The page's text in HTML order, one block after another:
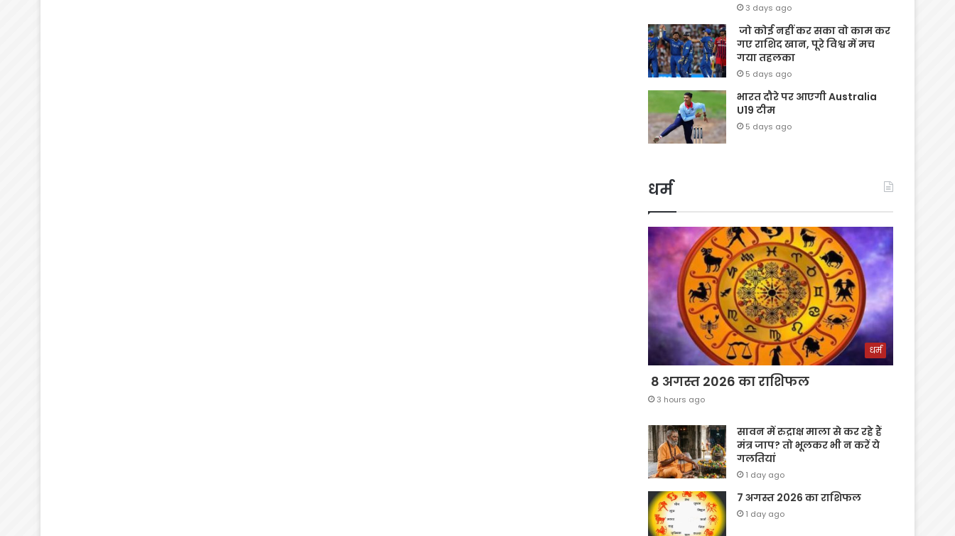
3 days ago
जो कोई नहीं कर सका वो काम कर
गए राशिद खान, पूरे विश्व में मच
गया तहलका
5 days ago
भारत दौरे पर आएगी Australia
U19 टीम
5 days ago
धर्म
धर्म
8 अगस्त 2026 का राशिफल
3 hours ago
सावन में रुद्राक्ष माला से कर रहे हैं
मंत्र जाप? तो भूलकर भी न करें ये
गलतियां
1 day ago
7 अगस्त 2026 का राशिफल
1 day ago